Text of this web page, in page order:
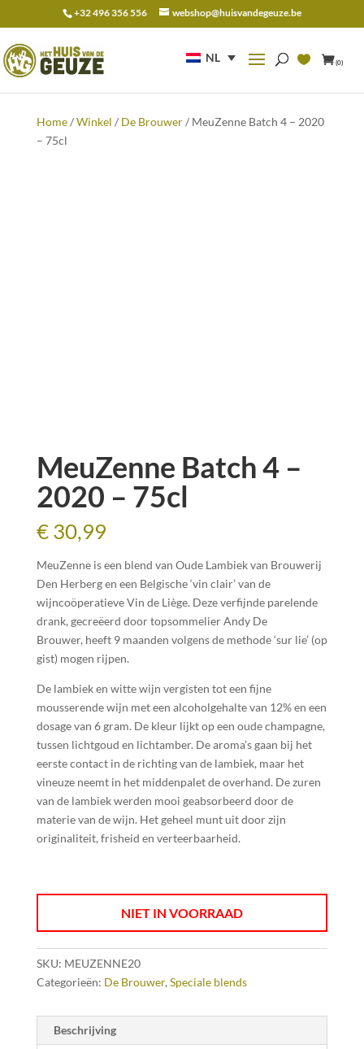
+32 496 356 556 webshop@huisvandegeuze.be
NL (0)
naar:
Home/Winkel / De Brouwer/ MeuZenne Batch 4 – 2020
– 75cl
MeuZenne Batch 4 –
2020 – 75cl
€30,99
MeuZenne is een blend van Oude Lambiek van Brouwerij
Den Herberg en een Belgische ‘vin clair’ van de
wijncoöperatieve Vin de Liège. Deze verfijnde parelende
drank, gecreëerd door topsommelier Andy De
Brouwer, heeft 9 maanden volgens de methode ‘sur lie’ (op
gist) mogen rijpen.
De lambiek en witte wijn vergisten tot een fijne
mousserende wijn met een alcoholgehalte van 12% en een
dosage van 6 gram. De kleur lijkt op een oude champagne,
tussen lichtgoud en lichtamber. De aroma’s gaan bij het
eerste contact in de richting van de lambiek, maar het
vineuze neemt in het middenpalet de overhand. De zuren
van de lambiek werden mooi geabsorbeerd door de
materie van de wijn. Het geheel munt uit door zijn
originaliteit, frisheid en verteerbaarheid.
NIET IN VOORRAAD
SKU: MEUZENNE20
Categorieën: De Brouwer, Speciale blends
Beschrijving